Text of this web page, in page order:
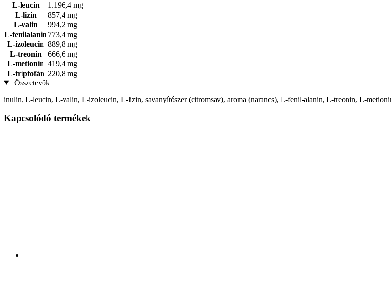
L-leucin
1.196,4 mg
L-lizin
857,4 mg
L-valin
994,2 mg
L-fenilalanin 773,4 mg
L-izoleucin 889,8 mg
L-treonin
666,6 mg
L-metionin 419,4 mg
L-triptofán 220,8 mg
Összetevők
inulin, L-leucin, L-valin, L-izoleucin, L-lizin, savanyítószer (citromsav), aroma (narancs), L-fenil-alanin, L-treonin, L-
Kapcsolódó termékek